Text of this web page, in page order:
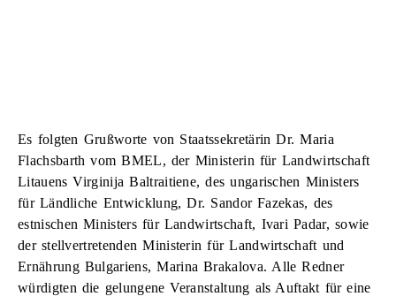
Es folgten Grußworte von Staatssekretärin Dr. Maria
Flachsbarth vom BMEL, der Ministerin für Landwirtschaft
Litauens Virginija Baltraitiene, des ungarischen Ministers
für Ländliche Entwicklung, Dr. Sandor Fazekas, des
estnischen Ministers für Landwirtschaft, Ivari Padar, sowie
der stellvertretenden Ministerin für Landwirtschaft und
Ernährung Bulgariens, Marina Brakalova. Alle Redner
würdigten die gelungene Veranstaltung als Auftakt für eine